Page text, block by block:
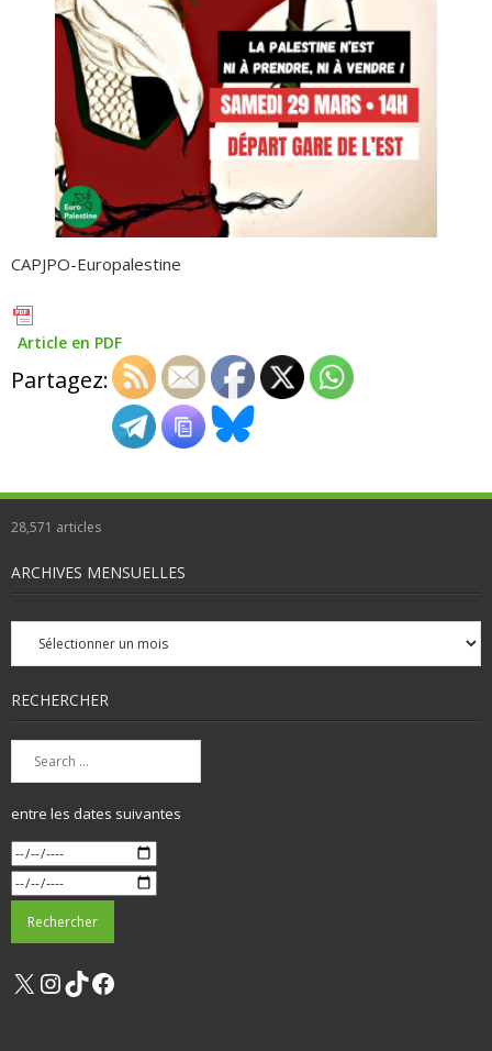
CAPJPO-Europalestine
Article en PDF
Partagez:
28,571 articles
ARCHIVES MENSUELLES
Archives
mensuelles
RECHERCHER
entre les dates suivantes
X Instagram
TikTok